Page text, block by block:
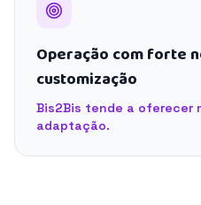
Operação com forte
customização
Bis2Bis tende a oferecer
adaptação.